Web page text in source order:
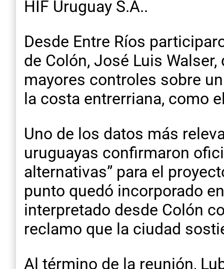
HIF Uruguay S.A..
Desde Entre Ríos
de Colón, José Luis
mayores controles sobre
la costa entrerriana, como
Uno de los datos más
uruguayas confirmaron
alternativas” para el
punto quedó incorporado
interpretado desde Colón
reclamo que la ciudad
Al término de la reunión,